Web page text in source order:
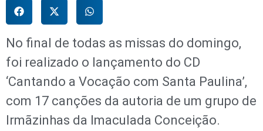
No final de todas as missas do domingo,
foi realizado o lançamento do CD
‘Cantando a Vocação com Santa Paulina’,
com 17 canções da autoria de um grupo de
Irmãzinhas da Imaculada Conceição.